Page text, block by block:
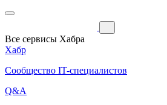
Все сервисы Хабра
Хабр
Сообщество IT-специалистов
Q&A